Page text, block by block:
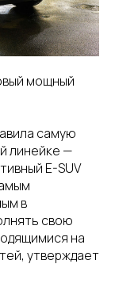
мощный
самую
линейке —
E-SUV
в
свою
на
утверждает